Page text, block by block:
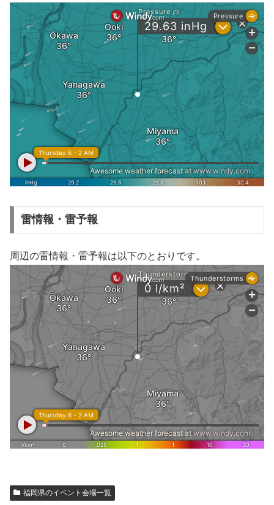
雷情報・雷予報
周辺の雷情報・雷予報は以下のとおりです。
福岡県のイベント会場一覧